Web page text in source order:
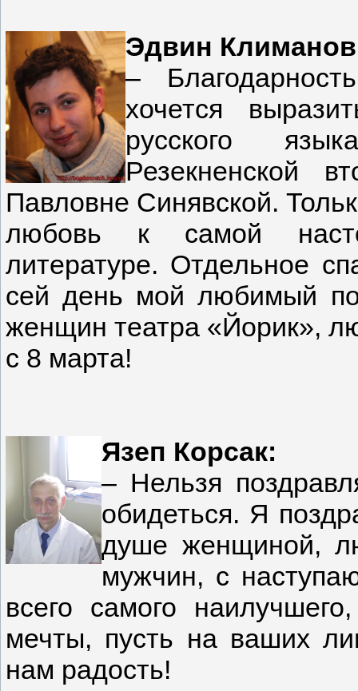
Эдвин
–
хочется
русского
Резекненской
Павловне Синявской.
любовь к самой
литературе. Отдельное
сей день мой любимый
женщин театра «Йорик»,
с 8 марта!
Язеп Корсак:
– Нельзя
обидеться. Я
душе женщиной,
мужчин, с
всего самого
мечты, пусть на ваших
нам радость!